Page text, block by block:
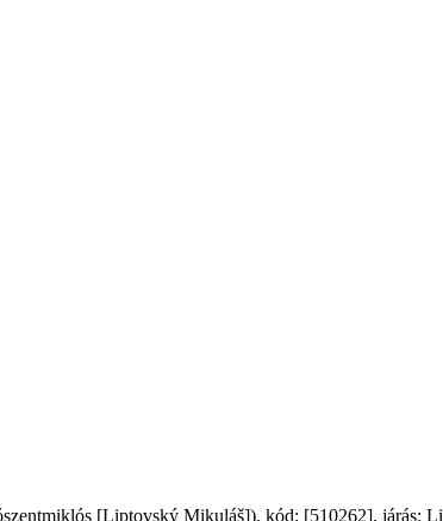
[Liptovský Mikuláš]), kód: [510262], járás: